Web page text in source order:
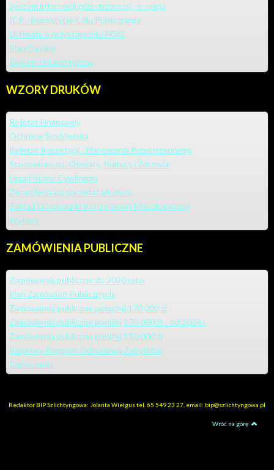
System informacji przestrzennej - e-mapa
ICP - Inwestycje Celu Publicznego
Uchwała o przystąpieniu POG
Plan Ogólny
Rejestr Urbanistyczny
WZORYDRUKÓW
Referat Finansowy
Ochrona Środowiska
Referat Inwestycji i Planowania Przestrzennego
Stanowisko ds. Oświaty, Kultury i Zdrowia
Urząd Stanu Cywilnego
Zezwolenia na sprzedaż alkoholu
Zakład Gospodarki Komunalnej i Mieszkaniowej
Wybory
ZAMÓWIENIAPUBLICZNE
Zamówienia publiczne do 2020 roku
Plan Zamówień Publicznych
Zamówienia publiczne powyżej 170 000 zł
Zamówienia publiczne poniżej 170 000 zł - od 2026 r.
Zamówienia publiczne poniżej 130 000 zł
Rządowy Program Odbudowy Zabytków
Ogłoszenia
Redaktor BIP Szlichtyngowa: Jolanta Wielgus tel. 65 549 23 27, email: bip@szlichtyngowa.pl
Wróć na górę